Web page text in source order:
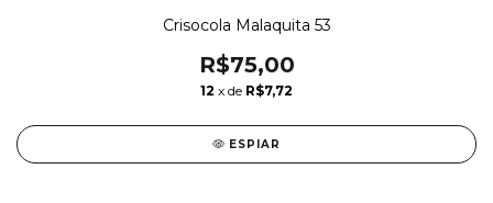
Crisocola Malaquita 53
R$75,00
12 x de R$7,72
ESPIAR